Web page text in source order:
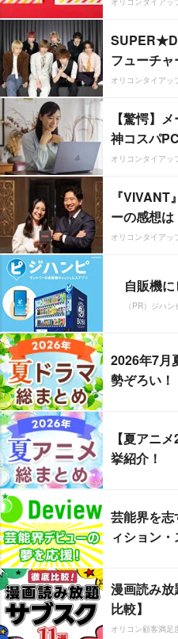
フューチャ
オリコンタイアッ
【驚愕】
神コスパPC
オリコンタイアッ
『
ーの感想は
オリコンタイアッ
自販機
（PR）ジハン
2026年7月
勢ぞろい！
【夏アニ
挙紹介！
芸能界を
ィション
漫画読み
比較】
オリコン顧客満足